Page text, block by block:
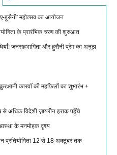
ए-हुसैनी' महोत्सव का आयोजन
के प्रारंभिक चरण की शुरुआत
जनसहभागिता और हुसैनी प्रेम का अनूठा
कारवाँ की महफ़िलों का शुभारंभ +
अधिक विदेशी ज़ायरीन इराक पहुँचे
के मनमोहक दृश्य
प्रतियोगिता 12 से 18 अक्टूबर तक